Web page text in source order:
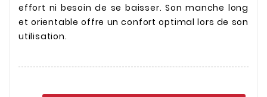
effort ni besoin de se baisser. Son manche long
et orientable offre un confort optimal lors de son
utilisation.